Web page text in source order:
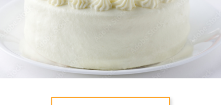
【営業時間について】
営業時間は通常10:00～18:30となってお
次第、閉店とさせていただく場合がござ
います。